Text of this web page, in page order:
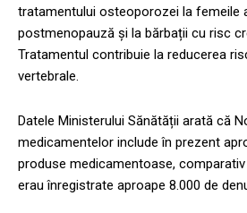
tratamentului osteoporozei la femeile
postmenopauză și la bărbații cu risc
Tratamentul contribuie la reducerea
vertebrale.
Datele Ministerului Sănătății arată că
medicamentelor include în prezent
produse medicamentoase,
erau înregistrate aproape 8.000 de